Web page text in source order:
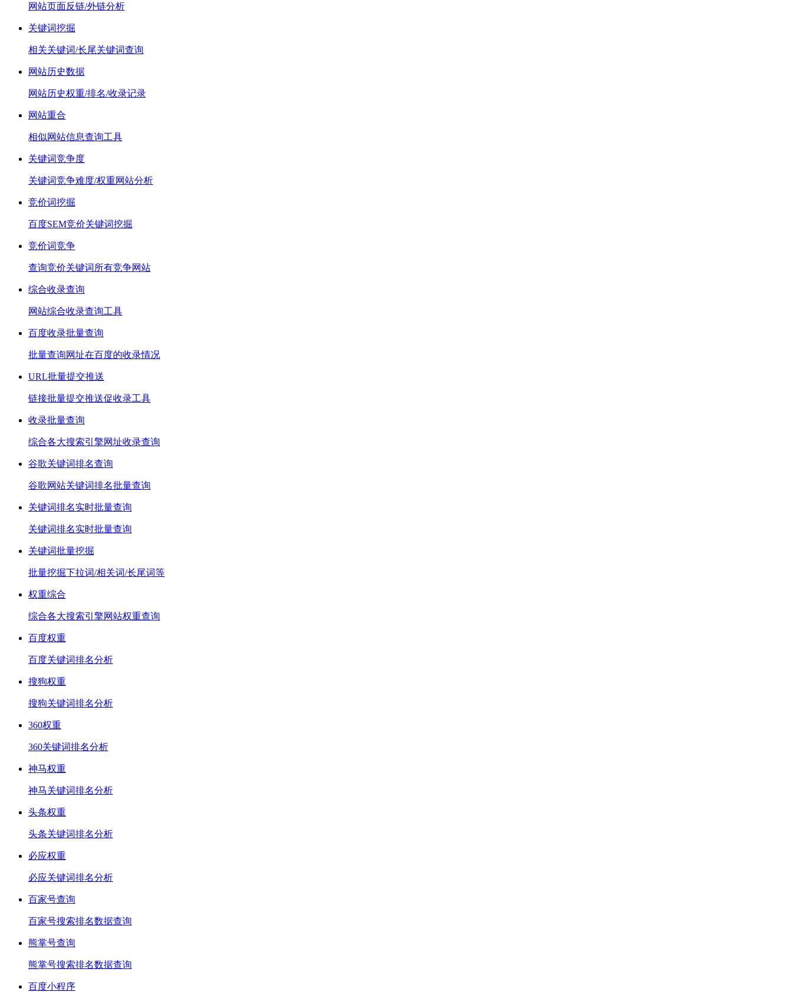
网站页面反链/外链分析
关键词挖掘
相关关键词/长尾关键词查询
网站历史数据
网站历史权重/排名/收录记录
网站重合
相似网站信息查询工具
关键词竞争度
关键词竞争难度/权重网站分析
竞价词挖掘
百度SEM竞价关键词挖掘
竞价词竞争
查询竞价关键词所有竞争网站
综合收录查询
网站综合收录查询工具
百度收录批量查询
批量查询网址在百度的收录情况
URL批量提交推送
链接批量提交推送促收录工具
收录批量查询
综合各大搜索引擎网址收录查询
谷歌关键词排名查询
谷歌网站关键词排名批量查询
关键词排名实时批量查询
关键词排名实时批量查询
关键词批量挖掘
批量挖掘下拉词/相关词/长尾词等
权重综合
综合各大搜索引擎网站权重查询
百度权重
百度关键词排名分析
搜狗权重
搜狗关键词排名分析
360权重
360关键词排名分析
神马权重
神马关键词排名分析
头条权重
头条关键词排名分析
必应权重
必应关键词排名分析
百家号查询
百家号搜索排名数据查询
熊掌号查询
熊掌号搜索排名数据查询
百度小程序